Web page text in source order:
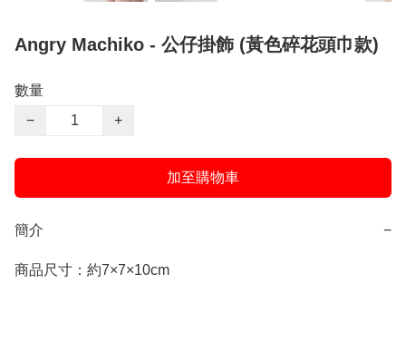
Angry Machiko - 公仔掛飾 (黃色碎花頭巾款)
數量
−
+
加至購物車
簡介 −
商品尺寸：約7×7×10cm